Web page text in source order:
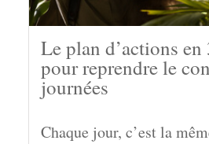
Le plan d’actions en
pour reprendre le
journées
Chaque jour, c’est la